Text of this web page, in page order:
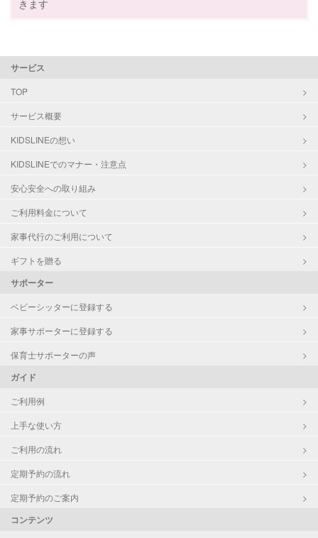
きます
サービス
TOP
サービス概要
KIDSLINEの想い
KIDSLINEでのマナー・注意点
安心安全への取り組み
ご利用料金について
家事代行のご利用について
ギフトを贈る
サポーター
ベビーシッターに登録する
家事サポーターに登録する
保育士サポーターの声
ガイド
ご利用例
上手な使い方
ご利用の流れ
定期予約の流れ
定期予約のご案内
コンテンツ